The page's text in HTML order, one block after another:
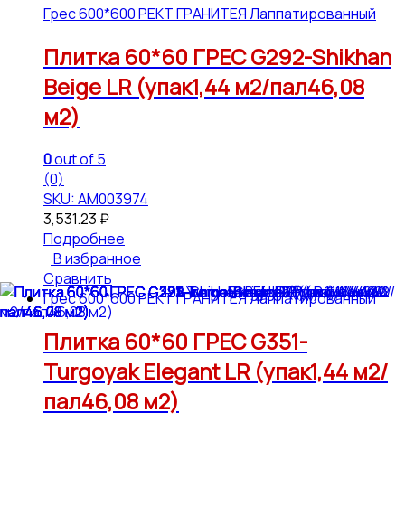
Грес 600*600 РЕКТ ГРАНИТЕЯ Лаппатированный
Плитка 60*60 ГРЕС G292-Shikhan
Beige LR (упак1,44 м2/пал46,08
м2)
0out of 5
(0)
SKU: АМ003974
3,531.23 ₽
Подробнее
В избранное
Сравнить
Грес 600*600 РЕКТ ГРАНИТЕЯ Лаппатированный
Плитка 60*60 ГРЕС G351-
Turgoyak Elegant LR (упак1,44 м2/
пал46,08 м2)